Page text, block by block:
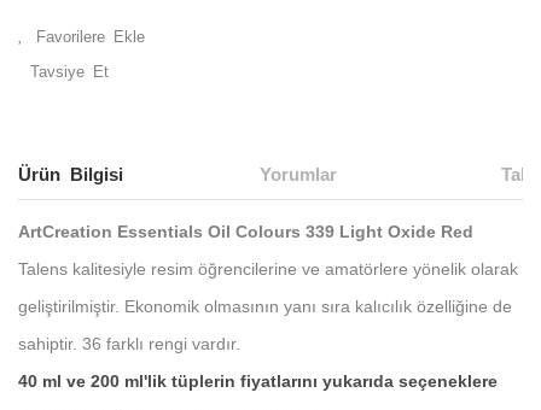
Tavsiye Et
Ürün Bilgisi Yorumlar
ArtCreation Essentials Oil Colours 339 Light Oxide Red
Talens kalitesiyle resim öğrencilerine ve amatörlere yönelik olarak
geliştirilmiştir. Ekonomik olmasının yanı sıra kalıcılık özelliğine de
sahiptir. 36 farklı rengi vardır.
40 ml ve 200 ml'lik tüplerin fiyatlarını yukarıda seçeneklere